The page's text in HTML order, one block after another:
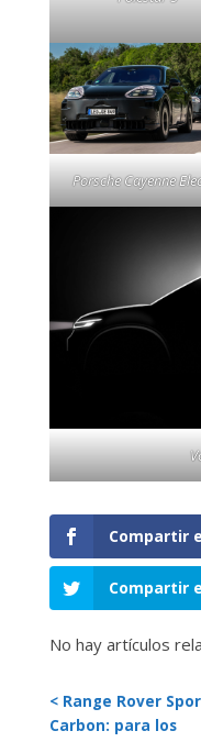
Porsche Cayenne
Compartir
Compartir
No hay artículos
< Range Rover
Carbon: para los